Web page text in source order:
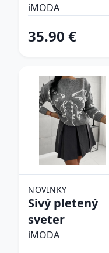
zateplené
iMODA
35.90 €
NOVINKY
Sivý pletený
sveter
iMODA